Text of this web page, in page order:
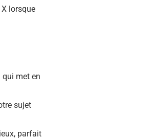
lorsque
met en
sujet
parfait